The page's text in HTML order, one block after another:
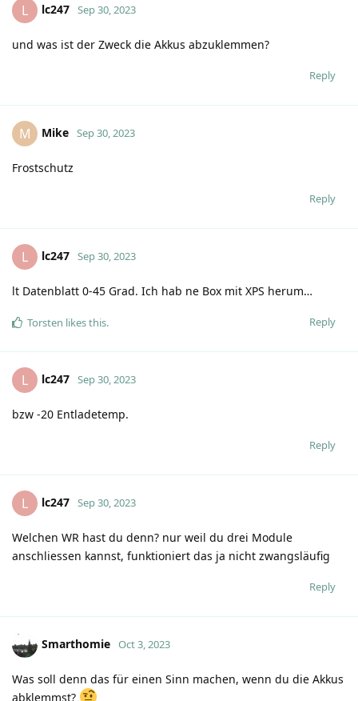
L lc247 Sep 30, 2023
und was ist der Zweck die Akkus abzuklemmen?
Reply
M Mike Sep 30, 2023
Frostschutz
Reply
L lc247 Sep 30, 2023
lt Datenblatt 0-45 Grad. Ich hab ne Box mit XPS herum…
Reply
Torsten likes this.
L lc247 Sep 30, 2023
bzw -20 Entladetemp.
Reply
L lc247 Sep 30, 2023
Welchen WR hast du denn? nur weil du drei Module
anschliessen kannst, funktioniert das ja nicht zwangsläufig
Reply
Smarthomie Oct 3, 2023
Was soll denn das für einen Sinn machen, wenn du die Akkus
abklemmst?